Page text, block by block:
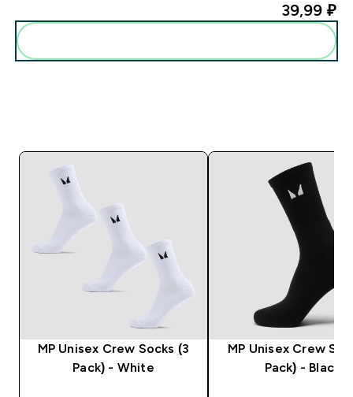
39,99 ₽‎
MP Unisex Crew Socks (3
Pack) - White
MP Unisex Crew
Pack) - Black